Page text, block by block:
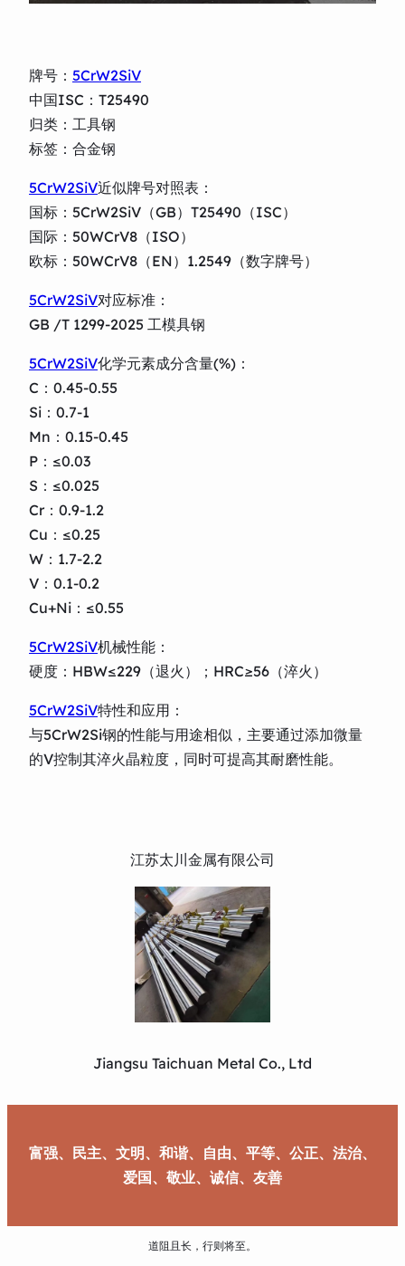
牌号： 5CrW2SiV
中国ISC：T25490
归类：工具钢
标签：合金钢
5CrW2SiV近似牌号对照表：
国标：5CrW2SiV（GB）T25490（ISC）
国际：50WCrV8（ISO）
欧标：50WCrV8（EN）1.2549（数字牌号）
5CrW2SiV对应标准：
GB /T 1299-2025 工模具钢
5CrW2SiV化学元素成分含量(%)：
C：0.45-0.55
Si：0.7-1
Mn：0.15-0.45
P：≤0.03
S：≤0.025
Cr：0.9-1.2
Cu：≤0.25
W：1.7-2.2
V：0.1-0.2
Cu+Ni：≤0.55
5CrW2SiV机械性能：
硬度：HBW≤229（退火）；HRC≥56（淬火）
5CrW2SiV特性和应用：
与5CrW2Si钢的性能与用途相似，主要通过添加微量
的V控制其淬火晶粒度，同时可提高其耐磨性能。
江苏太川金属有限公司
Jiangsu Taichuan Metal Co., Ltd
富强、民主、文明、和谐、自由、平等、公正、法治、
爱国、敬业、诚信、友善
道阻且长，行则将至。